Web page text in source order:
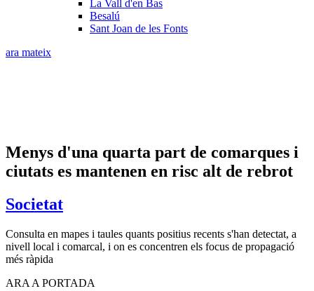
La Vall d'en Bas
Besalú
Sant Joan de les Fonts
ara mateix
Menys d'una quarta part de comarques i
ciutats es mantenen en risc alt de rebrot
Societat
Consulta en mapes i taules quants positius recents s'han detectat, a
nivell local i comarcal, i on es concentren els focus de propagació
més ràpida
ARA A PORTADA